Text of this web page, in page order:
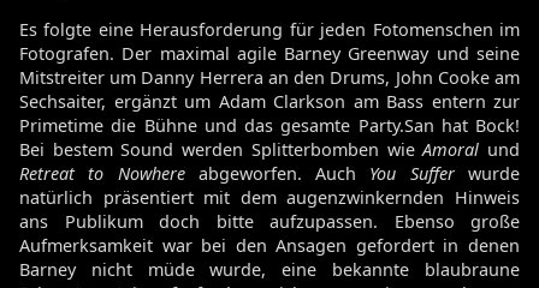
Es folgte eine Herausforderung für jeden Fotomenschen im
Fotografen. Der maximal agile Barney Greenway und seine
Mitstreiter um Danny Herrera an den Drums, John Cooke am
Sechsaiter, ergänzt um Adam Clarkson am Bass entern zur
Primetime die Bühne und das gesamte Party.San hat Bock!
Bei bestem Sound werden Splitterbomben wieAmoral und
Retreat to Nowhereabgeworfen. Auch You Sufferwurde
natürlich präsentiert mit dem augenzwinkernden Hinweis
ans Publikum doch bitte aufzupassen. Ebenso große
Aufmerksamkeit war bei den Ansagen gefordert in denen
Barney nicht müde wurde, eine bekannte blaubraune